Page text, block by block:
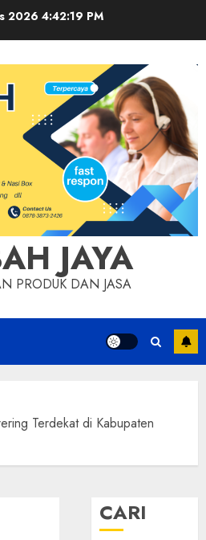
2026 4:42:20 PM
JAYA
PRODUK DAN JASA
Terdekat di Kabupaten
CARI